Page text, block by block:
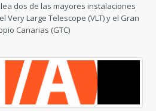
dos de las mayores instalaciones
Very Large Telescope (VLT) y el Gran
Canarias (GTC)